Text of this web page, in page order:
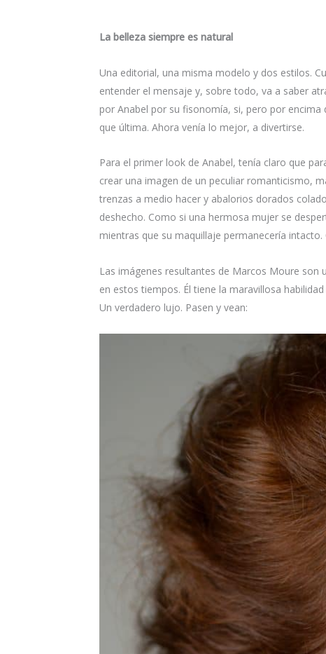
La belleza siempre es natural
Una editorial, una misma modelo y dos estilos.
entender el mensaje y, sobre todo, va a saber
por Anabel por su fisonomía, si, pero por
que última. Ahora venía lo mejor, a divertirse.
Para el primer look de Anabel, tenía claro que
crear una imagen de un peculiar romanticismo,
trenzas a medio hacer y abalorios dorados
deshecho. Como si una hermosa mujer se
mientras que su maquillaje permanecería
Las imágenes resultantes de Marcos Moure son
en estos tiempos. Él tiene la maravillosa
Un verdadero lujo. Pasen y vean: